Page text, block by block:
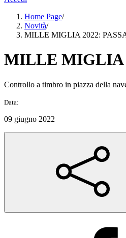
Home Page/
Novità/
MILLE MIGLIA 2022:
MILLE MIGLIA
Controllo a timbro in piazza della
Data:
09 giugno 2022